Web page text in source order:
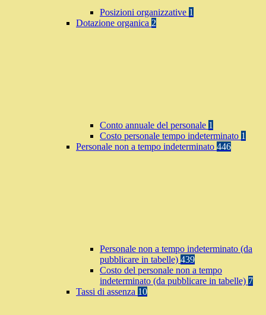
Posizioni organizzative 1
Dotazione organica 2
Conto annuale del personale 1
Costo personale tempo indeterminato 1
Personale non a tempo indeterminato 446
Personale non a tempo indeterminato (da
pubblicare in tabelle) 439
Costo del personale non a tempo
indeterminato (da pubblicare in tabelle) 7
Tassi di assenza 10